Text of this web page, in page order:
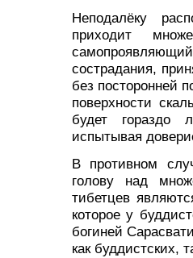
Неподалёку
приходит
сострадания,
без посторонней
поверхности
будет гораздо
испытывая
В противном
голову над
тибетцев
которое у
богиней
как буддистских,